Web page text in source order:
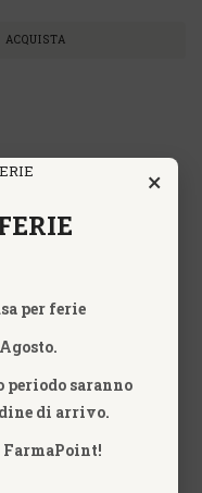
ACQUISTA
×
per ferie
saranno
di arrivo.
FarmaPoint!